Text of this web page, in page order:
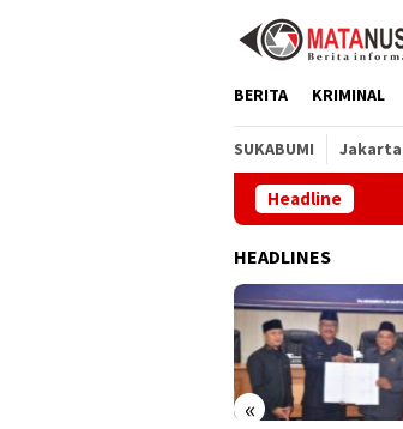
BERITA KRIMINAL
SUKABUMI Jakarta
Headline
HEADLINES
«